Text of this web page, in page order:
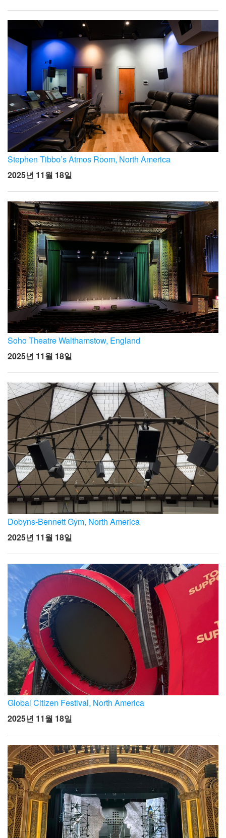
Stephen Tibbo’s Atmos Room, North America
2025년 11월 18일
Soho Theatre Walthamstow, England
2025년 11월 18일
Dobyns-Bennett Gym, North America
2025년 11월 18일
Global Citizen Festival, North America
2025년 11월 18일